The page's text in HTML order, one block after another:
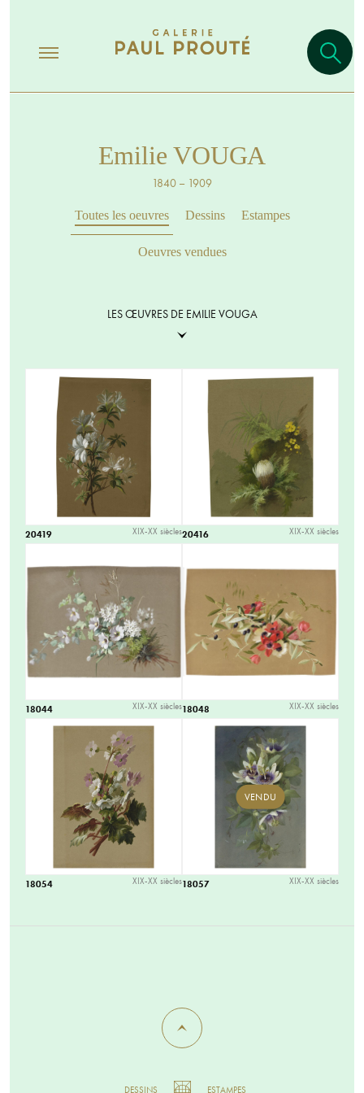
Emilie VOUGA
1840 – 1909
Toutes les oeuvres Dessins Estampes
Oeuvres vendues
LES ŒUVRES DE EMILIE VOUGA
20419 XIX-XX siècles20416 XIX-XX siècles
18044 XIX-XX siècles18048 XIX-XX siècles
18054 XIX-XX siècles
VENDU
18057 XIX-XX siècles
DESSINS ESTAMPES